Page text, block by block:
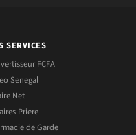
SERVICES
FCFA
Senegal
Net
Priere
de Garde